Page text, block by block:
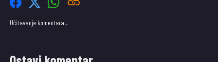
Učitavanje komentara…